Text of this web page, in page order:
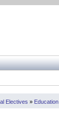
Electives » Education